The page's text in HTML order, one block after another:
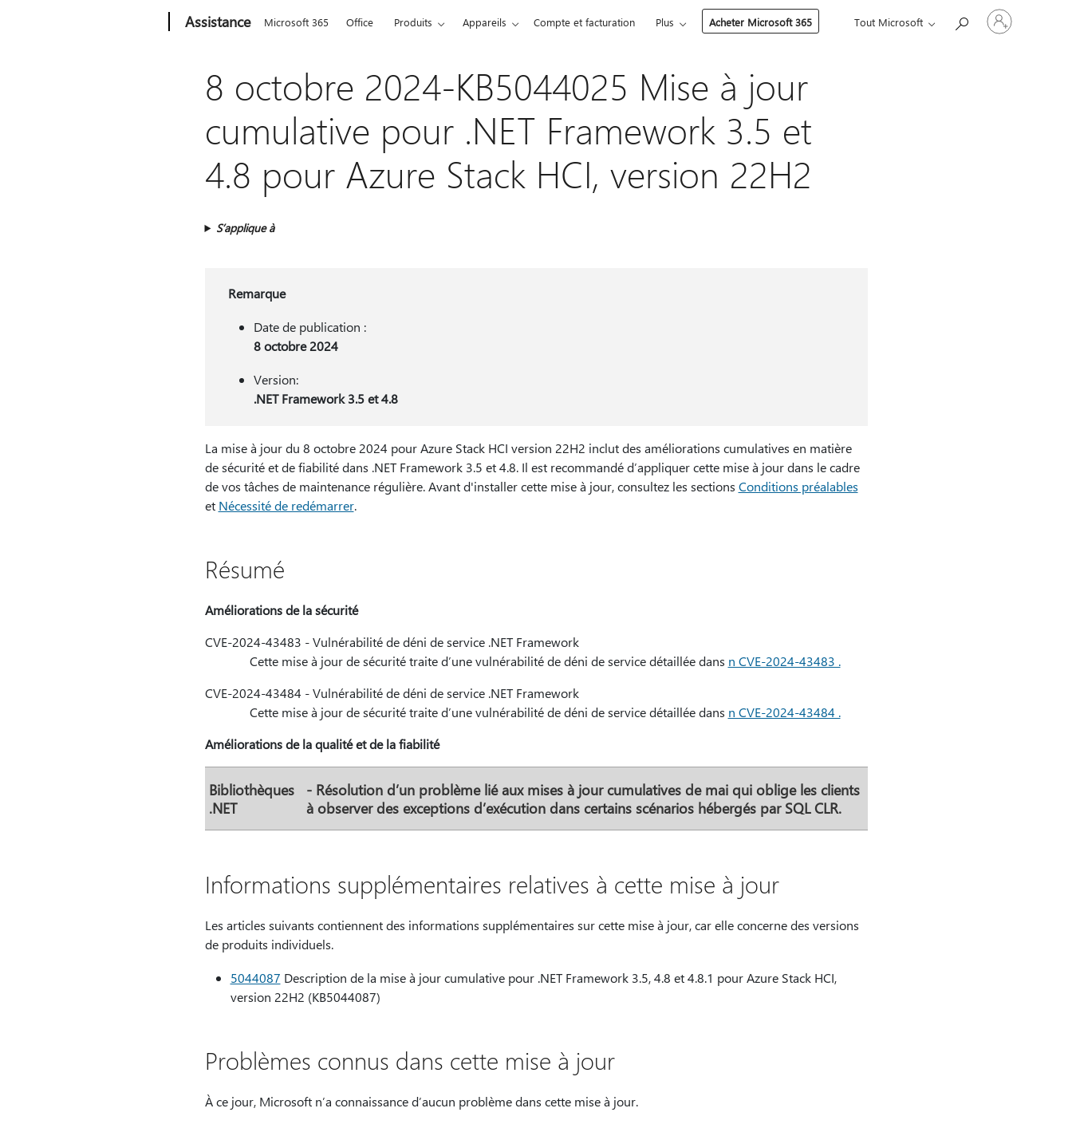
Assistance Microsoft 365 Office Produits Appareils Compte et facturation Plus Acheter Microsoft 365 Tout Microsoft
Connectez-
vous
8 octobre 2024-KB5044025 Mise à jour
cumulative pour .NET Framework 3.5 et
4.8 pour Azure Stack HCI, version 22H2
S’applique à
Remarque
Date de publication :
8 octobre 2024
Version:
.NET Framework 3.5 et 4.8
La mise à jour du 8 octobre 2024 pour Azure Stack HCI version 22H2 inclut des améliorations cumulatives en matière
de sécurité et de fiabilité dans .NET Framework 3.5 et 4.8. Il est recommandé d’appliquer cette mise à jour dans le cadre
de vos tâches de maintenance régulière. Avant d'installer cette mise à jour, consultez les sections Conditions préalables
et Nécessité de redémarrer.
Résumé
Améliorations de la sécurité
CVE-2024-43483 - Vulnérabilité de déni de service .NET Framework
Cette mise à jour de sécurité traite d’une vulnérabilité de déni de service détaillée dans n CVE-2024-43483 .
CVE-2024-43484 - Vulnérabilité de déni de service .NET Framework
Cette mise à jour de sécurité traite d’une vulnérabilité de déni de service détaillée dans n CVE-2024-43484 .
Améliorations de la qualité et de la fiabilité
Bibliothèques
.NET
- Résolution d’un problème lié aux mises à jour cumulatives de mai qui oblige les clients
à observer des exceptions d’exécution dans certains scénarios hébergés par SQL CLR.
Informations supplémentaires relatives à cette mise à jour
Les articles suivants contiennent des informations supplémentaires sur cette mise à jour, car elle concerne des versions
de produits individuels.
5044087 Description de la mise à jour cumulative pour .NET Framework 3.5, 4.8 et 4.8.1 pour Azure Stack HCI,
version 22H2 (KB5044087)
Problèmes connus dans cette mise à jour
À ce jour, Microsoft n’a connaissance d’aucun problème dans cette mise à jour.